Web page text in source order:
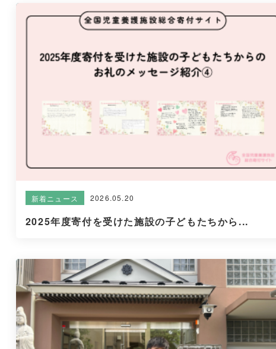
新着ニュース 2026.05.20
2025年度寄付を受けた施設の子どもたちから...